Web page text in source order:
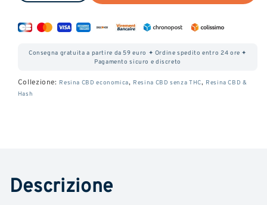
quantità
di
Jaune
CBN
quantità
di
Jaune
Consegna gratuita a partire da 59 euro ✦ Ordine spedito entro 24 ore ✦
Pagamento sicuro e discreto
Collezione: Resina CBD economica, Resina CBD senza THC, Resina CBD &
Hash
Descrizione